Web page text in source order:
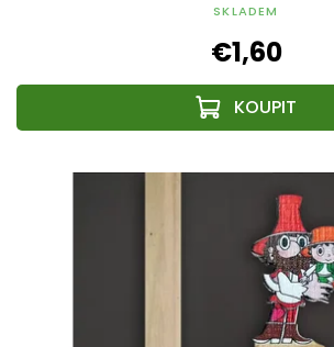
SKLADEM
€1,60